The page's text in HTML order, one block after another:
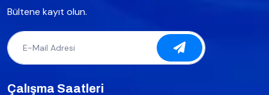
Bültene kayıt olun.
Çalışma Saatleri